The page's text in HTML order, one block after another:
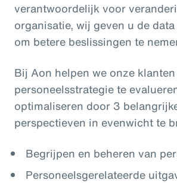
verantwoordelijk voor
organisatie, wij geven u de
om betere beslissingen te
Bij Aon helpen we onze
personeelsstrategie te
optimaliseren door 3
perspectieven in evenwicht te
Begrijpen en beheren van
Personeelsgerelateerde